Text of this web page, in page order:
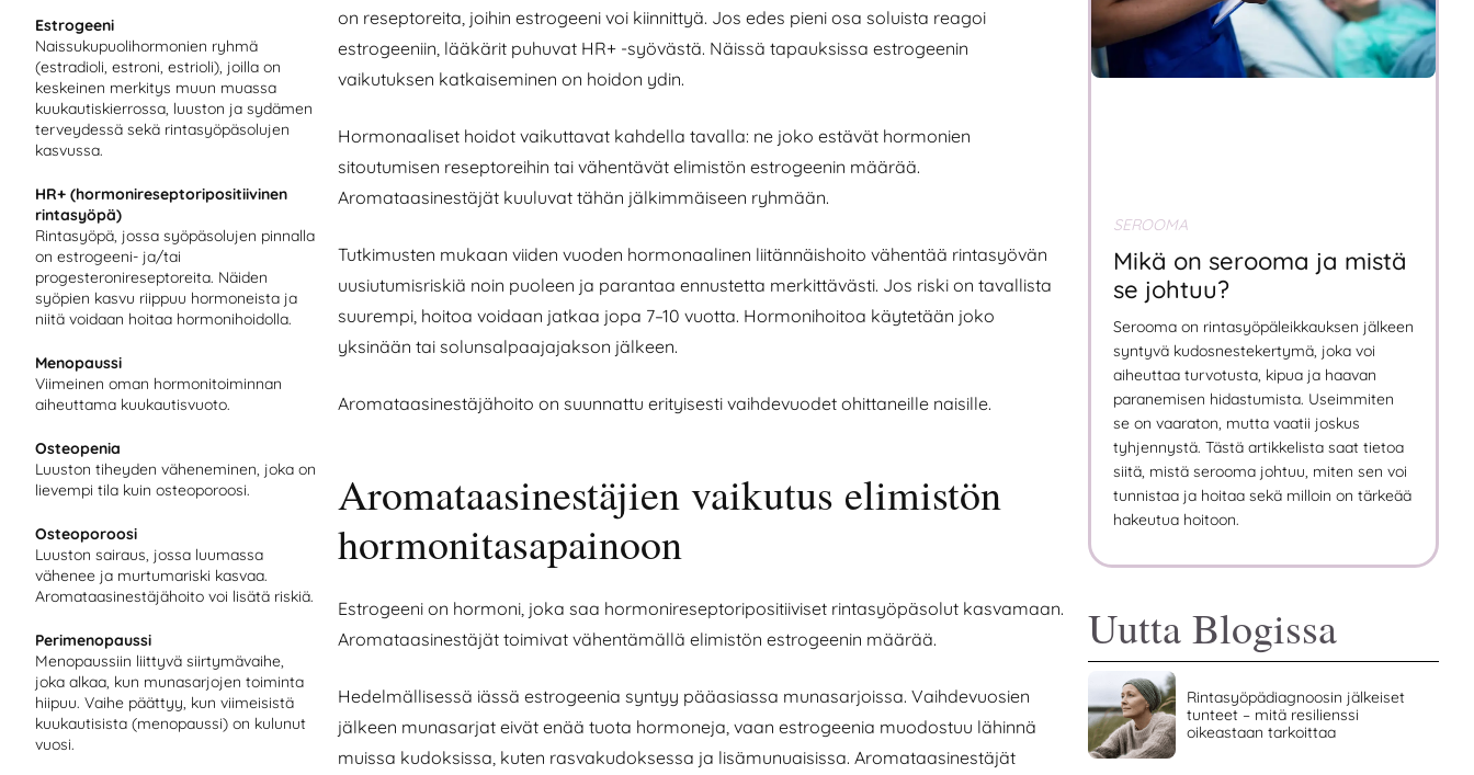
Estrogeeni
Naissukupuolihormonien ryhmä
(estradioli, estroni, estrioli), joilla on
keskeinen merkitys muun muassa
kuukautiskierrossa, luuston ja sydämen
terveydessä sekä rintasyöpäsolujen
kasvussa.
HR+ (hormonireseptoripositiivinen
rintasyöpä)
Rintasyöpä, jossa syöpäsolujen pinnalla
on estrogeeni- ja/tai
progesteronireseptoreita. Näiden
syöpien kasvu riippuu hormoneista ja
niitä voidaan hoitaa hormonihoidolla.
Menopaussi
Viimeinen oman hormonitoiminnan
aiheuttama kuukautisvuoto.
Osteopenia
Luuston tiheyden väheneminen, joka on
lievempi tila kuin osteoporoosi.
Osteoporoosi
Luuston sairaus, jossa luumassa
vähenee ja murtumariski kasvaa.
Aromataasinestäjähoito voi lisätä riskiä.
Perimenopaussi
Menopaussiin liittyvä siirtymävaihe,
joka alkaa, kun munasarjojen toiminta
hiipuu. Vaihe päättyy, kun viimeisistä
kuukautisista (menopaussi) on kulunut
vuosi.
on reseptoreita, joihin estrogeeni voi kiinnittyä. Jos edes pieni osa soluista reagoi
estrogeeniin, lääkärit puhuvat HR+ -syövästä. Näissä tapauksissa estrogeenin
vaikutuksen katkaiseminen on hoidon ydin.
Hormonaaliset hoidot vaikuttavat kahdella tavalla: ne joko estävät hormonien
sitoutumisen reseptoreihin tai vähentävät elimistön estrogeenin määrää.
Aromataasinestäjät kuuluvat tähän jälkimmäiseen ryhmään.
Tutkimusten mukaan viiden vuoden hormonaalinen liitännäishoito vähentää rintasyövän
uusiutumisriskiä noin puoleen ja parantaa ennustetta merkittävästi. Jos riski on tavallista
suurempi, hoitoa voidaan jatkaa jopa 7–10 vuotta. Hormonihoitoa käytetään joko
yksinään tai solunsalpaajajakson jälkeen.
Aromataasinestäjähoito on suunnattu erityisesti vaihdevuodet ohittaneille naisille.
Aromataasinestäjien vaikutus elimistön
hormonitasapainoon
Estrogeeni on hormoni, joka saa hormonireseptoripositiiviset rintasyöpäsolut kasvamaan.
Aromataasinestäjät toimivat vähentämällä elimistön estrogeenin määrää.
Hedelmällisessä iässä estrogeenia syntyy pääasiassa munasarjoissa. Vaihdevuosien
jälkeen munasarjat eivät enää tuota hormoneja, vaan estrogeenia muodostuu lähinnä
muissa kudoksissa, kuten rasvakudoksessa ja lisämunuaisissa. Aromataasinestäjät
SEROOMA
Mikä on serooma ja mistä
se johtuu?
Serooma on rintasyöpäleikkauksen jälkeen
syntyvä kudosnestekertymä, joka voi
aiheuttaa turvotusta, kipua ja haavan
paranemisen hidastumista. Useimmiten
se on vaaraton, mutta vaatii joskus
tyhjennystä. Tästä artikkelista saat tietoa
siitä, mistä serooma johtuu, miten sen voi
tunnistaa ja hoitaa sekä milloin on tärkeää
hakeutua hoitoon.
Uutta Blogissa
Rintasyöpädiagnoosin jälkeiset
tunteet – mitä resilienssi
oikeastaan tarkoittaa